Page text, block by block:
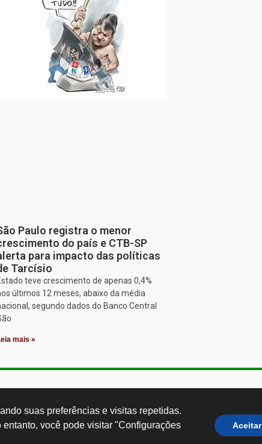
Paulo registra o menor
do país e CTB-SP
para impacto das políticas
Tarcísio
teve crescimento de apenas 0,4%
últimos 12 meses, abaixo da média
segundo dados do Banco Central
mais »
Paulo - SP - Brasil CEP: 01251-001
suas preferências e visitas repetidas.
você pode visitar "Configurações
Aceitar